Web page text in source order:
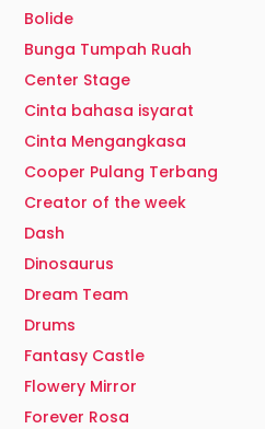
Bolide
Bunga Tumpah Ruah
Center Stage
Cinta bahasa isyarat
Cinta Mengangkasa
Cooper Pulang Terbang
Creator of the week
Dash
Dinosaurus
Dream Team
Drums
Fantasy Castle
Flowery Mirror
Forever Rosa